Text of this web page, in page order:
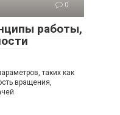
0
работы,
таких как
вращения,